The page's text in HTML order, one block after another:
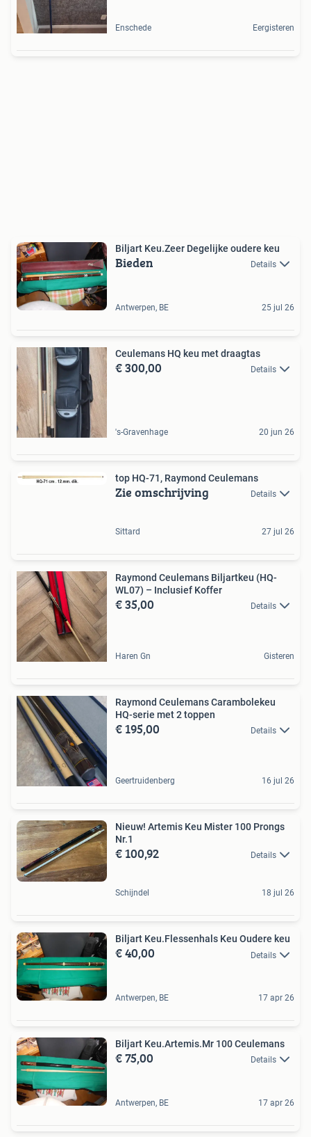
Enschede Eergisteren
Biljart Keu.Zeer Degelijke oudere keu
Bieden Details
Antwerpen, BE 25 jul 26
Ceulemans HQ keu met draagtas
€ 300,00 Details
's-Gravenhage 20 jun 26
top HQ-71, Raymond Ceulemans
Zie omschrijving Details
Sittard 27 jul 26
Raymond Ceulemans Biljartkeu (HQ-
WL07) – Inclusief Koffer
€ 35,00 Details
Haren Gn Gisteren
Raymond Ceulemans Carambolekeu
HQ-serie met 2 toppen
€ 195,00 Details
Geertruidenberg 16 jul 26
Nieuw! Artemis Keu Mister 100 Prongs
Nr.1
€ 100,92 Details
Schijndel 18 jul 26
Biljart Keu.Flessenhals Keu Oudere keu
€ 40,00 Details
Antwerpen, BE 17 apr 26
Biljart Keu.Artemis.Mr 100 Ceulemans
€ 75,00 Details
Antwerpen, BE 17 apr 26